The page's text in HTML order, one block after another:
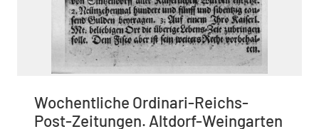
Wochentliche Ordinari-Reichs-
Post-Zeitungen. Altdorf-Weingarten